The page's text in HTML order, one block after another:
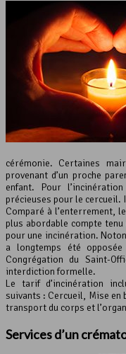
cérémonie. Certaines
provenant d’un proche
enfant. Pour
précieuses pour le cercueil.
Comparé à l’enterrement,
plus abordable compte
pour une incinération.
a longtemps été
Congrégation du Saint-
interdiction formelle.
Le tarif d’incinération
suivants : Cercueil, Mise en
transport du corps et
Services d’un